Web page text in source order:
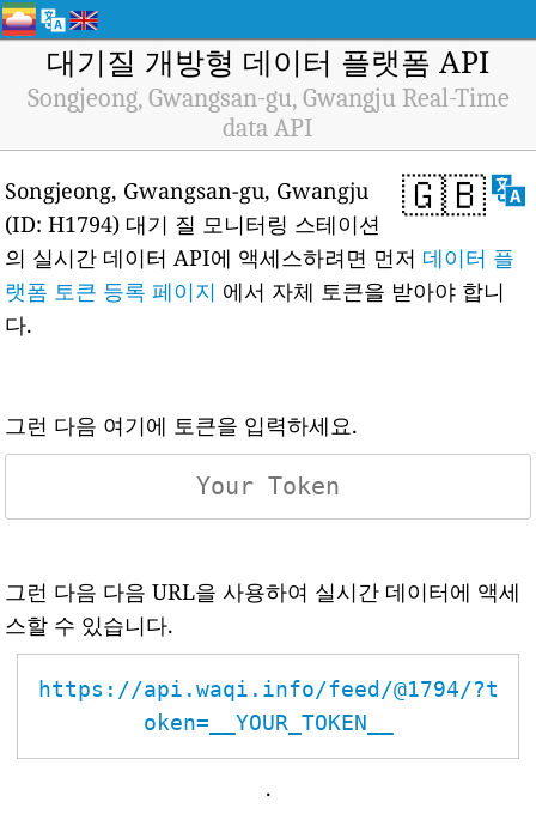
대기질 개방형 데이터 플랫폼 API
Songjeong, Gwangsan-gu, Gwangju Real-Time
data API
🇬🇧
Songjeong, Gwangsan-gu, Gwangju
(ID: H1794) 대기 질 모니터링 스테이션
의 실시간 데이터 API에 액세스하려면 먼저 데이터 플
랫폼 토큰 등록 페이지 에서 자체 토큰을 받아야 합니
다.
그런 다음 여기에 토큰을 입력하세요.
그런 다음 다음 URL을 사용하여 실시간 데이터에 액세
스할 수 있습니다.
https://api.waqi.info/feed/@1794/?t
oken=__YOUR_TOKEN__
.